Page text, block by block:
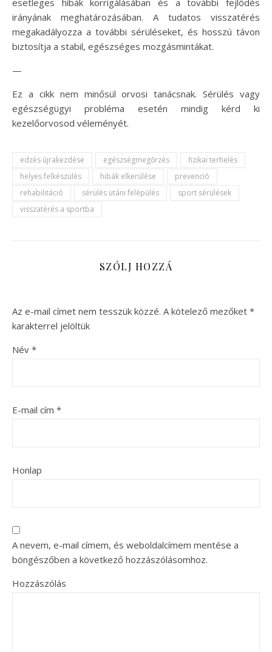
esetleges hibák korrigálásában és a további fejlődés
irányának meghatározásában. A tudatos visszatérés
megakadályozza a további sérüléseket, és hosszú távon
biztosítja a stabil, egészséges mozgásmintákat.
—
Ez a cikk nem minősül orvosi tanácsnak. Sérülés vagy
egészségügyi probléma esetén mindig kérd ki
kezelőorvosod véleményét.
edzés újrakezdése egészségmegőrzés
fizikai terhelés
helyes felkészülés
hibák elkerülése
prevenció
rehabilitáció
sérülés utáni felépülés
sport sérülések
visszatérés a sportba
SZÓLJ HOZZÁ
Az e-mail címet nem tesszük közzé. A kötelező mezőket *
karakterrel jelöltük
Név *
E-mail cím *
Honlap
A nevem, e-mail címem, és weboldalcímem mentése a
böngészőben a következő hozzászólásomhoz.
Hozzászólás